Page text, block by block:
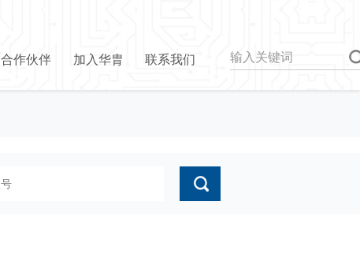
合作伙伴 加入华胄 联系我们